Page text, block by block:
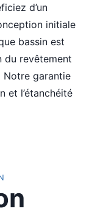
d’un
initiale
bassin est
du revêtement
Notre garantie
et l’étanchéité